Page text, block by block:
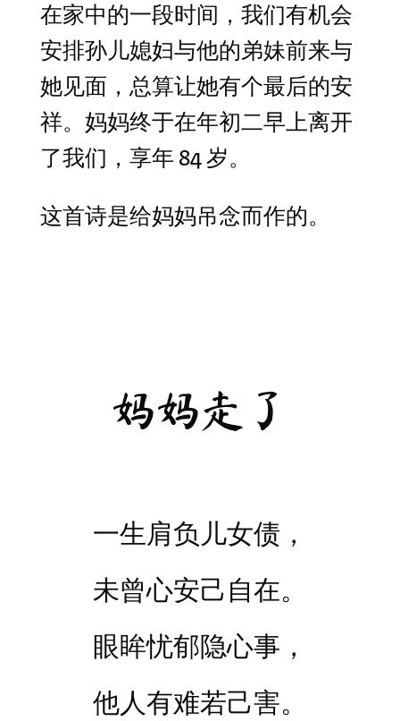
在家中的一段时间，我们有机会
安排孙儿媳妇与他的弟妹前来与
她见面，总算让她有个最后的安
祥。妈妈终于在年初二早上离开
了我们，享年 84 岁。
这首诗是给妈妈吊念而作的。
妈妈走了
一生肩负儿女债，
未曾心安己自在。
眼眸忧郁隐心事，
他人有难若己害。